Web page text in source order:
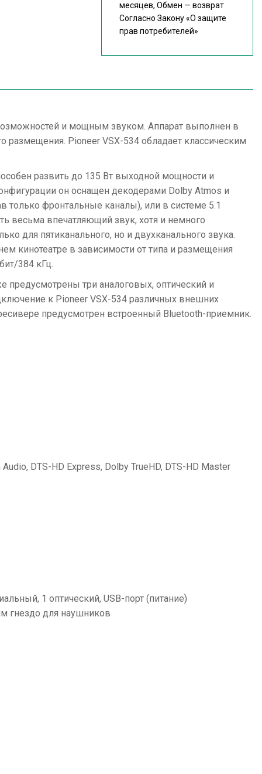
месяцев, Обмен — возврат
Согласно Закону«О защите
прав потребителей»
и мощным звуком. Аппарат выполнен в
Pioneer VSX-534 обладает классическим
развить до 135 Вт выходной мощности и
он оснащен декодерами Dolby Atmos и
только фронтальные каналы), или в системе 5.1
весьма впечатляющий звук, хотя и немного
для пятиканального, но и двухканального звука.
кинотеатре в зависимости от типа и размещения
384 кГц.
предусмотрены три аналоговых, оптический и
к Pioneer VSX-534 различных внешних
предусмотрен встроенный Bluetooth-приемник.
DTS-HD Express, Dolby TrueHD, DTS-HD Master
1 оптический, USB-порт (питание)
гнездо для наушников